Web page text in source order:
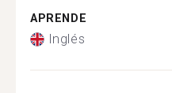
APRENDE
Inglés